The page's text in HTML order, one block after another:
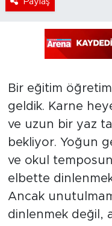
Bir eğitim öğretim
geldik. Karne
ve uzun bir yaz
bekliyor. Yoğun
ve okul
elbette
Ancak
dinlenmek değil,